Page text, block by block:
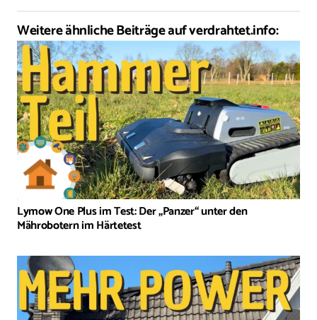
Weitere ähnliche Beiträge auf verdrahtet.info:
Lymow One Plus im Test: Der „Panzer“ unter den
Mährobotern im Härtetest